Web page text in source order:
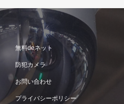
無料deネット
防犯カメラ
お問い合わせ
プライバシーポリシー